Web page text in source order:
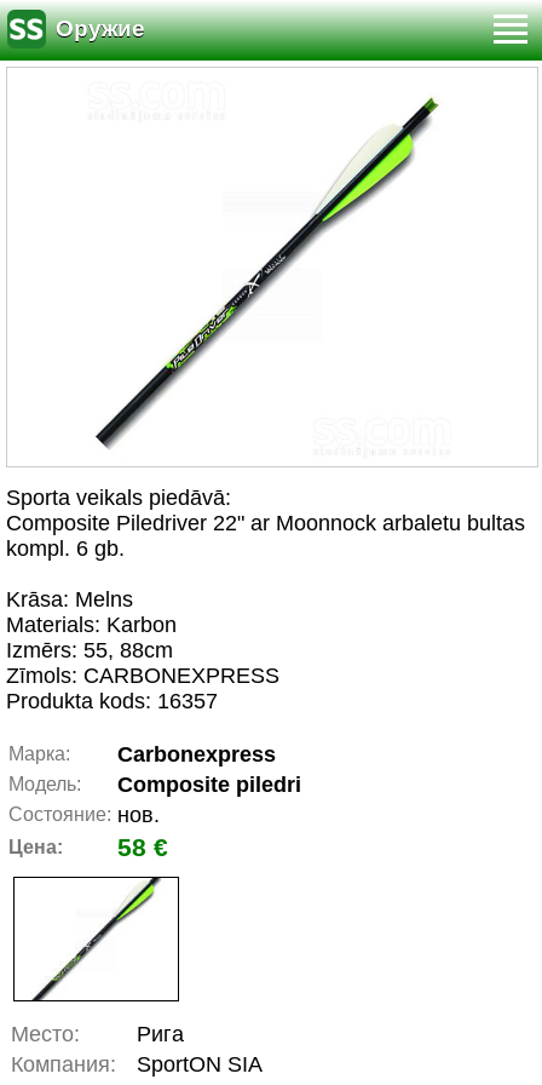
Оружие
Sporta veikals piedāvā:
Composite Piledriver 22" ar Moonnock arbaletu bultas
kompl. 6 gb.
Krāsa: Melns
Materials: Karbon
Izmērs: 55, 88cm
Zīmols: CARBONEXPRESS
Produkta kods: 16357
Марка: Carbonexpress
Модель: Composite piledri
Состояние: нов.
Цена: 58 €
Место:
Рига
Компания:
SportON SIA